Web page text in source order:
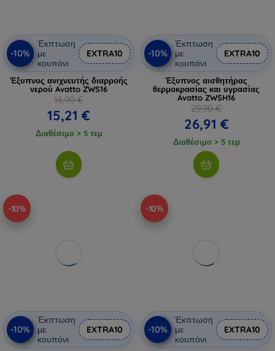
-10%
Έκπτωση
με
κουπόνι
EXTRA10
Έξυπνος ανιχνευτής διαρροής
νερού Avatto ZWS16
16,90 €
15,21 €
Διαθέσιμο > 5 τεμ
-10%
Έκπτωση
με
κουπόνι
EXTRA10
Έξυπνος αισθητήρας
θερμοκρασίας και υγρασίας
Avatto ZWSH16
29,90 €
26,91 €
Διαθέσιμο > 5 τεμ
-10%
-10%
Έκπτωση
με
κουπόνι
EXTRA10
-10%
-10%
Έκπτωση
με
κουπόνι
EXTRA10